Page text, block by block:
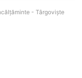
- Târgovişte